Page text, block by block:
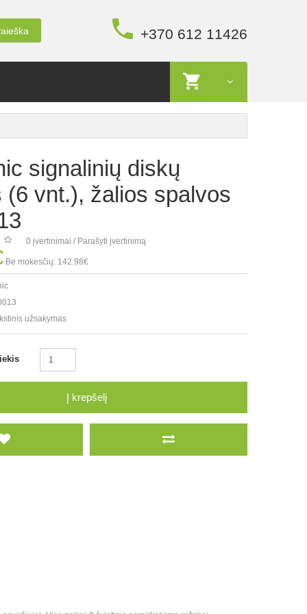
+370 612 11426
signalinių diskų
(6 vnt.), žalios spalvos
0 įvertinimai / Parašyti įvertinimą
Be mokesčių: 142.98€
užsakymas
Į krepšelį